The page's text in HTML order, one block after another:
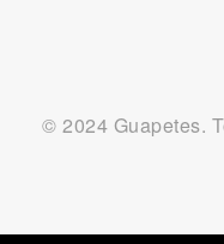
© 2024 Guapetes.